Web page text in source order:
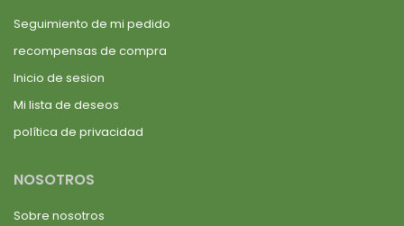
Seguimiento de mi pedido
recompensas de compra
Inicio de sesion
Mi lista de deseos
política de privacidad
NOSOTROS
Sobre nosotros